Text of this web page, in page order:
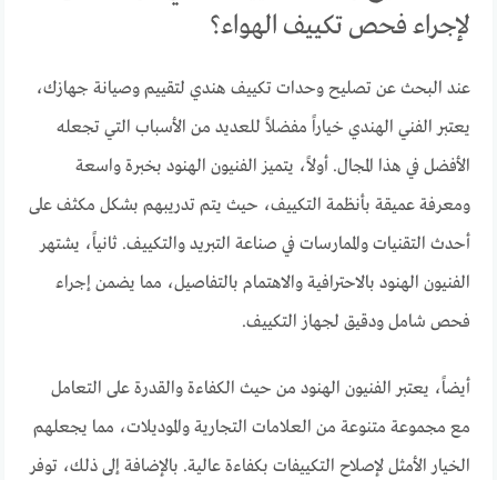
لإجراء فحص تكييف الهواء؟
عند البحث عن تصليح وحدات تكييف هندي لتقييم وصيانة جهازك،
يعتبر الفني الهندي خياراً مفضلاً للعديد من الأسباب التي تجعله
الأفضل في هذا المجال. أولاً، يتميز الفنيون الهنود بخبرة واسعة
ومعرفة عميقة بأنظمة التكييف، حيث يتم تدريبهم بشكل مكثف على
أحدث التقنيات والممارسات في صناعة التبريد والتكييف. ثانياً، يشتهر
الفنيون الهنود بالاحترافية والاهتمام بالتفاصيل، مما يضمن إجراء
فحص شامل ودقيق لجهاز التكييف.
أيضاً، يعتبر الفنيون الهنود من حيث الكفاءة والقدرة على التعامل
مع مجموعة متنوعة من العلامات التجارية والموديلات، مما يجعلهم
الخيار الأمثل لإصلاح التكييفات بكفاءة عالية. بالإضافة إلى ذلك، توفر